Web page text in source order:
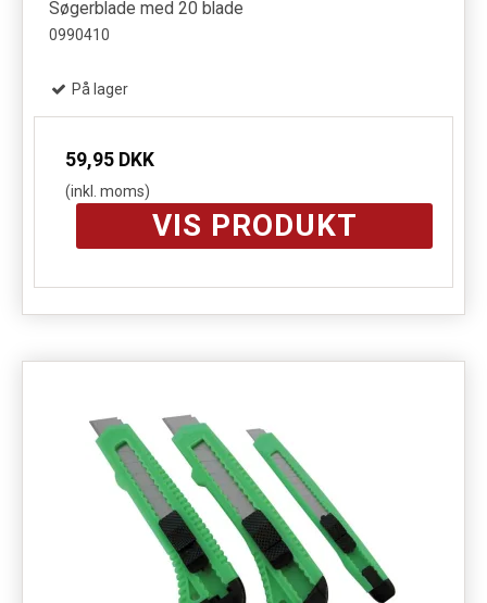
Søgerblade med 20 blade
0990410
På lager
59,95 DKK
(inkl. moms)
VIS PRODUKT